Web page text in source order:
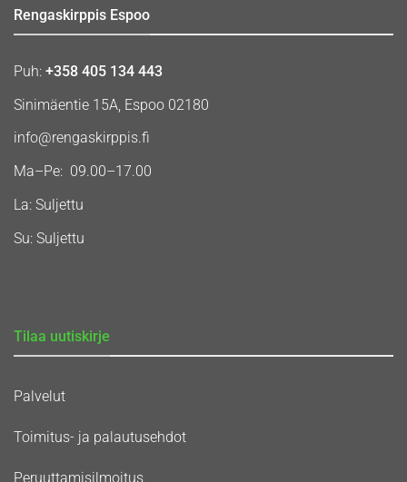
Rengaskirppis Espoo
Puh: +358 405 134 443
Sinimäentie 15A, Espoo 02180
info@rengaskirppis.fi
Ma–Pe: 09.00–17.00
La: Suljettu
Su: Suljettu
Tilaa uutiskirje
Palvelut
Toimitus- ja palautusehdot
Peruuttamisilmoitus